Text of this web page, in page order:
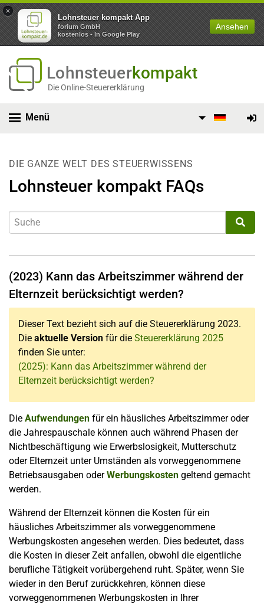
×
Lohnsteuer kompakt App
forium GmbH
kostenlos - In Google Play
Ansehen
Lohnsteuerkompakt
Die Online-Steuererklärung
Menü
DIE GANZE WELT DES STEUERWISSENS
Lohnsteuer kompakt FAQs
(2023) Kann das Arbeitszimmer während der
Elternzeit berücksichtigt werden?
Dieser Text bezieht sich auf die Steuererklärung 2023.
Die aktuelle Version für die Steuererklärung 2025
finden Sie unter:
(2025): Kann das Arbeitszimmer während der
Elternzeit berücksichtigt werden?
Die Aufwendungen für ein häusliches Arbeitszimmer oder
die Jahrespauschale können auch während Phasen der
Nichtbeschäftigung wie Erwerbslosigkeit, Mutterschutz
oder Elternzeit unter Umständen als vorweggenommene
Betriebsausgaben oderWerbungskosten geltend gemacht
werden.
Während der Elternzeit können die Kosten für ein
häusliches Arbeitszimmer als vorweggenommene
Werbungskosten angesehen werden. Dies bedeutet, dass
die Kosten in dieser Zeit anfallen, obwohl die eigentliche
berufliche Tätigkeit vorübergehend ruht. Später, wenn Sie
wieder in den Beruf zurückkehren, können diese
vorweggenommenen Werbungskosten in Ihrer